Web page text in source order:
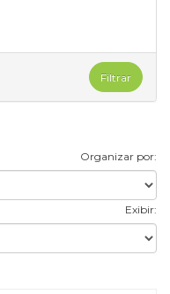
Filtrar
Organizar por:
Exibir: